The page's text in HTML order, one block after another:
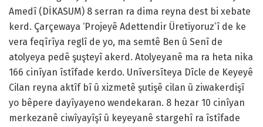
Amedî (DİKASUM) 8 serran ra dima reyna dest bi xebate
kerd. Çarçewaya ‘Projeyê Adettendir Üretiyoruz’î de ke
vera feqîrîya reglî de yo, ma semtê Ben û Senî de
atolyeya pedê şuşteyî akerd. Atolyeyanê ma ra heta nika
166 cinîyan îstîfade kerdo. Unîversîteya Dîcle de Keyeyê
Cilan reyna aktîf bî û xizmetê şutişê cilan û ziwakerdişî
yo bêpere dayîyayeno wendekaran. 8 hezar 10 cinîyan
merkezanê ciwîyayîşî û keyeyanê stargehî ra îstîfade